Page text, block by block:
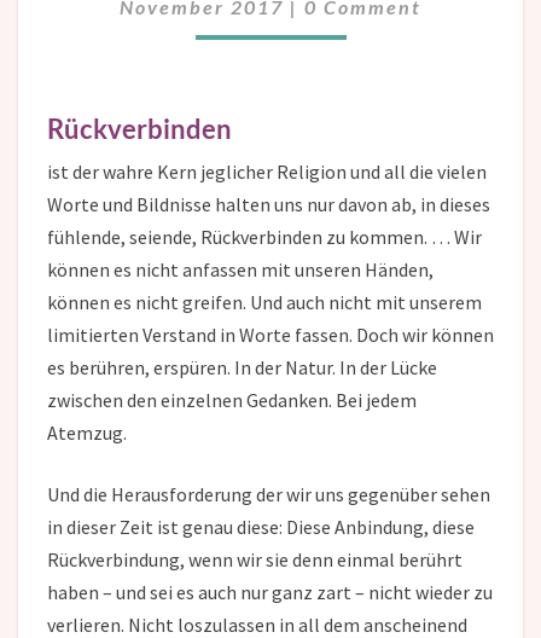
November 2017 | 0 Comment
Rückverbinden
ist der wahre Kern jeglicher Religion und all die vielen
Worte und Bildnisse halten uns nur davon ab, in dieses
fühlende, seiende, Rückverbinden zu kommen. … Wir
können es nicht anfassen mit unseren Händen,
können es nicht greifen. Und auch nicht mit unserem
limitierten Verstand in Worte fassen. Doch wir können
es berühren, erspüren. In der Natur. In der Lücke
zwischen den einzelnen Gedanken. Bei jedem
Atemzug.
Und die Herausforderung der wir uns gegenüber sehen
in dieser Zeit ist genau diese: Diese Anbindung, diese
Rückverbindung, wenn wir sie denn einmal berührt
haben – und sei es auch nur ganz zart – nicht wieder zu
verlieren. Nicht loszulassen in all dem anscheinend